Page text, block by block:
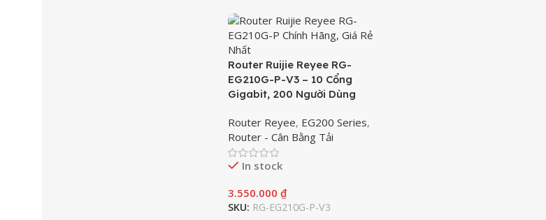
Router Ruijie Reyee RG-
EG210G-P-V3 – 10 Cổng
Gigabit, 200 Người Dùng
Router Reyee, EG200 Series,
Router - Cân Bằng Tải
In stock
3.550.000 ₫
SKU: RG-EG210G-P-V3